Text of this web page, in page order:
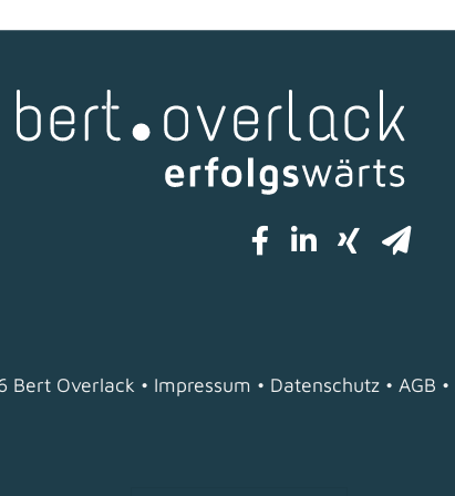
Bert Overlack • Impressum • Datenschutz• AGB •